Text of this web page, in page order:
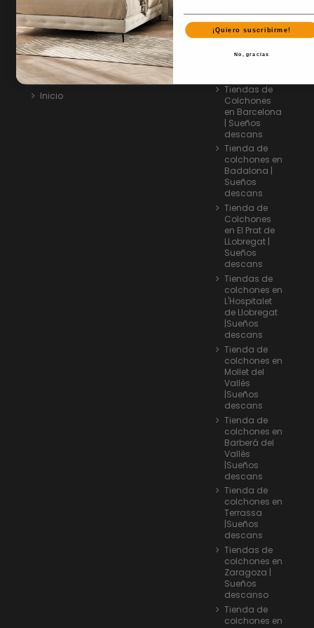
Aviso legal
Condiciones
Generales
Política de
Privacidad
Política de
Cookies
Inicio
Colchones
Bases
Cabezales
Complementos
Ofertas
Quiénes
somos
Contactar
tienda
Tiendas de
Colchones
en Barcelona
| Sueños
descans
Tienda de
colchones en
Badalona |
Sueños
descans
Tienda de
Colchones
en El Prat de
LLobregat |
Sueños
descans
Tiendas de
colchones en
L'Hospitalet
de Llobregat
|Sueños
descans
Tienda de
colchones en
Mollet del
Vallès
|Sueños
descans
Tienda de
colchones en
Barberá del
Vallés
|Sueños
descans
Tienda de
colchones en
Terrassa
|Sueños
descans
Tiendas de
colchones en
Zaragoza |
Sueños
descanso
Tienda de
colchones en
¡Quiero suscribirme!
No, gracias